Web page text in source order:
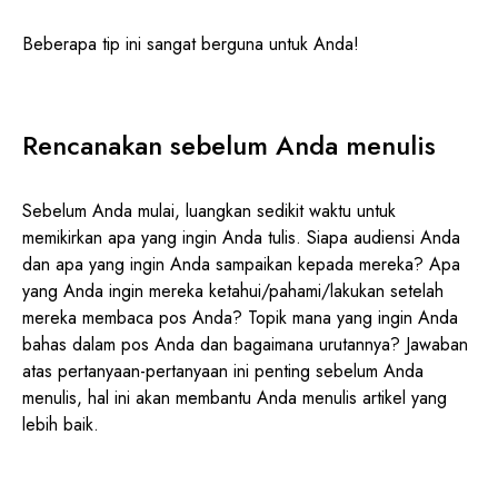
Beberapa tip ini sangat berguna untuk Anda!
Rencanakan sebelum Anda menulis
Sebelum Anda mulai, luangkan sedikit waktu untuk
memikirkan apa yang ingin Anda tulis. Siapa audiensi Anda
dan apa yang ingin Anda sampaikan kepada mereka? Apa
yang Anda ingin mereka ketahui/pahami/lakukan setelah
mereka membaca pos Anda? Topik mana yang ingin Anda
bahas dalam pos Anda dan bagaimana urutannya? Jawaban
atas pertanyaan-pertanyaan ini penting sebelum Anda
menulis, hal ini akan membantu Anda menulis artikel yang
lebih baik.